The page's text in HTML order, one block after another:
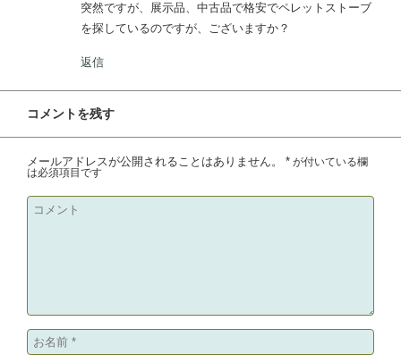
突然ですが、展示品、中古品で格安でペレットストーブ
を探しているのですが、ございますか？
返信
コメントを残す
メールアドレスが公開されることはありません。 * が付いている欄
は必須項目です